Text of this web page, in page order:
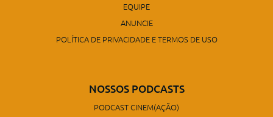
EQUIPE
ANUNCIE
POLÍTICA DE PRIVACIDADE E TERMOS DE USO
NOSSOS PODCASTS
PODCAST CINEM(AÇÃO)